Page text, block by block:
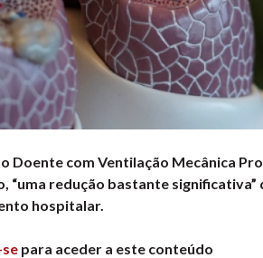
Doente com Ventilação Mecânica
“uma redução bastante
hospitalar.
para aceder a este conteúdo